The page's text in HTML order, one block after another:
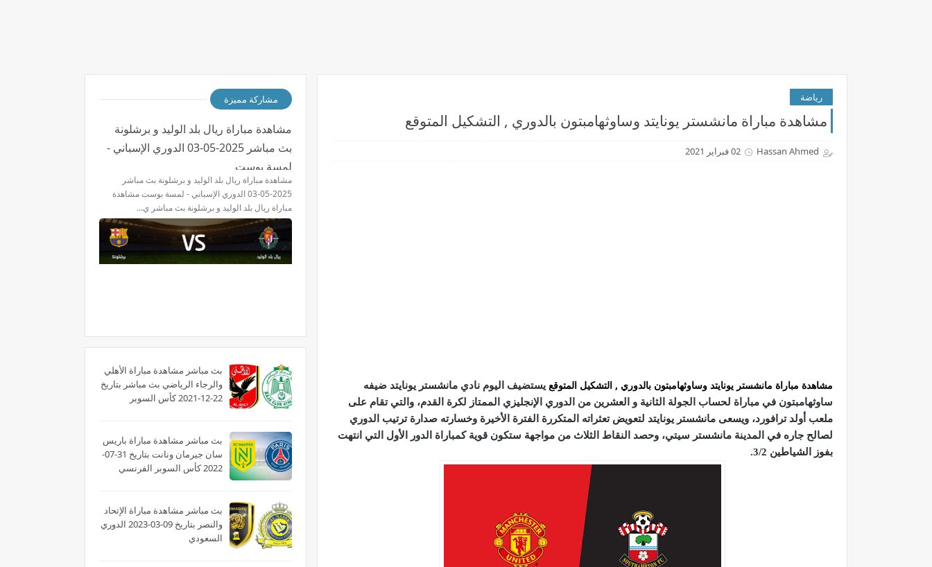
رياضة
مشاهدة مباراة مانشستر يونايتد وساوثهامبتون بالدوري , التشكيل المتوقع
Hassan Ahmed 02 فبراير 2021
مشاهدة مباراة مانشستر يونايتد وساوثهامبتون بالدوري , التشكيل المتوقع يستضيف اليوم نادي مانشستر يونايتد ضيفه
ساوثهامبتون في مباراة لحساب الجولة الثانية و العشرين من الدوري الإنجليزي الممتاز لكرة القدم، والتي تقام على
ملعب أولد ترافورد، ويسعى مانشستر يونايتد لتعويض تعثراته المتكررة الفترة الأخيرة وخسارته صدارة ترتيب الدوري
لصالح جاره في المدينة مانشستر سيتي، وحصد النقاط الثلاث من مواجهة ستكون قوية كمباراة الدور الأول التي انتهت
بفوز الشياطين 3/2.
مشاركة مميزة
مشاهدة مباراة ريال بلد الوليد و برشلونة
بث مباشر 2025-05-03 الدوري الإسباني -
لمسة بوست
مشاهدة مباراة ريال بلد الوليد و برشلونة بث مباشر
2025-05-03 الدوري الإسباني - لمسة بوست مشاهدة
مباراة ريال بلد الوليد و برشلونة بث مباشر ي…
بث مباشر مشاهدة مباراة الأهلي
والرجاء الرياضي بث مباشر بتاريخ
22-12-2021 كأس السوبر
بث مباشر مشاهدة مباراة باريس
سان جيرمان ونانت بتاريخ 31-07-
2022 كأس السوبر الفرنسي
بث مباشر مشاهدة مباراة الإتحاد
والنصر بتاريخ 09-03-2023 الدوري
السعودي